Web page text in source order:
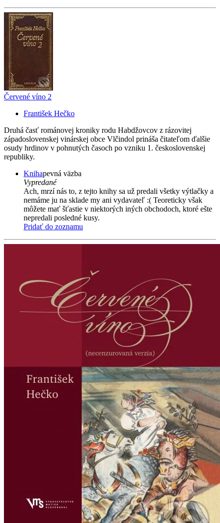
Červené víno 2
František Hečko
Druhá časť románovej kroniky rodu Habdžovcov z rázovitej
západoslovenskej vinárskej obce Vlčindol prináša čitateľom ďalšie
osudy hrdinov v pohnutých časoch po vzniku 1. československej
republiky.
Knihapevná väzba
Vypredané
Ach, mrzí nás to, z tejto knihy sa už predali všetky výtlačky a
nemáme ju na sklade my ani vydavateľ :( Teoreticky však
môžete mať šťastie v niektorých iných obchodoch, ktoré ešte
nepredali posledné kusy.
Pridať do zoznamu